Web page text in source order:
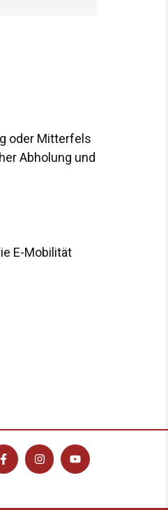
oder Mitterfels
Abholung und
E-Mobilität
F
a
c
o
I
n
s
g
Y
o
u
b